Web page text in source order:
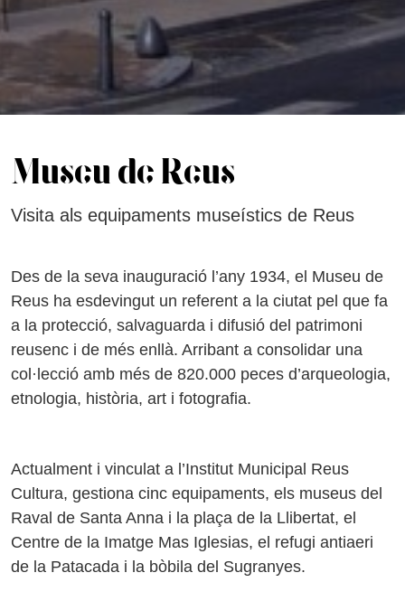
Museu de Reus
Visita als equipaments museístics de Reus
Des de la seva inauguració l’any 1934, el Museu de
Reus ha esdevingut un referent a la ciutat pel que fa
a la protecció, salvaguarda i difusió del patrimoni
reusenc i de més enllà. Arribant a consolidar una
col·lecció amb més de 820.000 peces d’arqueologia,
etnologia, història, art i fotografia.
Actualment i vinculat a l’Institut Municipal Reus
Cultura, gestiona cinc equipaments, els museus del
Raval de Santa Anna i la plaça de la Llibertat, el
Centre de la Imatge Mas Iglesias, el refugi antiaeri
de la Patacada i la bòbila del Sugranyes.